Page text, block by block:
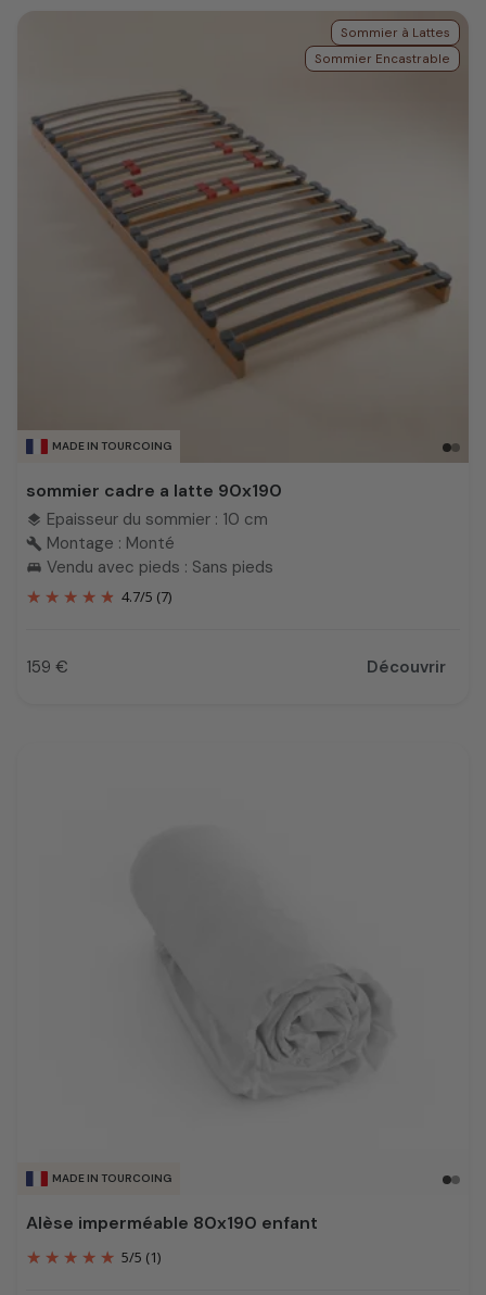
MADE IN TOURCOING
Sommier à Lattes
Sommier Encastrable
sommier cadre a latte 90x190
layers Epaisseur du sommier : 10 cm
build Montage : Monté
king_bed Vendu avec pieds : Sans pieds
4.7/5 (7)
Prix
159 € Découvrir
MADE IN TOURCOING
Alèse imperméable 80x190 enfant
5/5 (1)